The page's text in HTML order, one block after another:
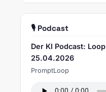
🎙️ Podcast
Der KI Podcast:
25.04.2026
PromptLoop